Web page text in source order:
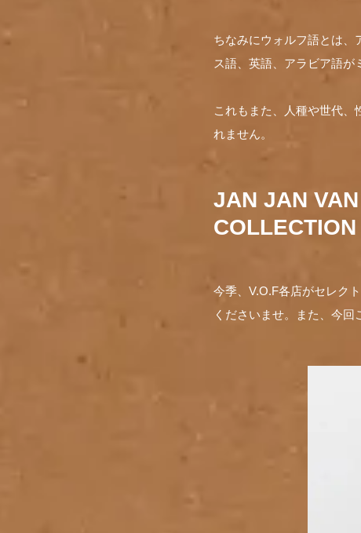
ちなみにウォルフ語とは、
ス語、英語、アラビア語が
これもまた、人種や世代
れません。
JAN JAN
COLLECTION
今季、V.O.F各店がセレク
くださいませ。また、今